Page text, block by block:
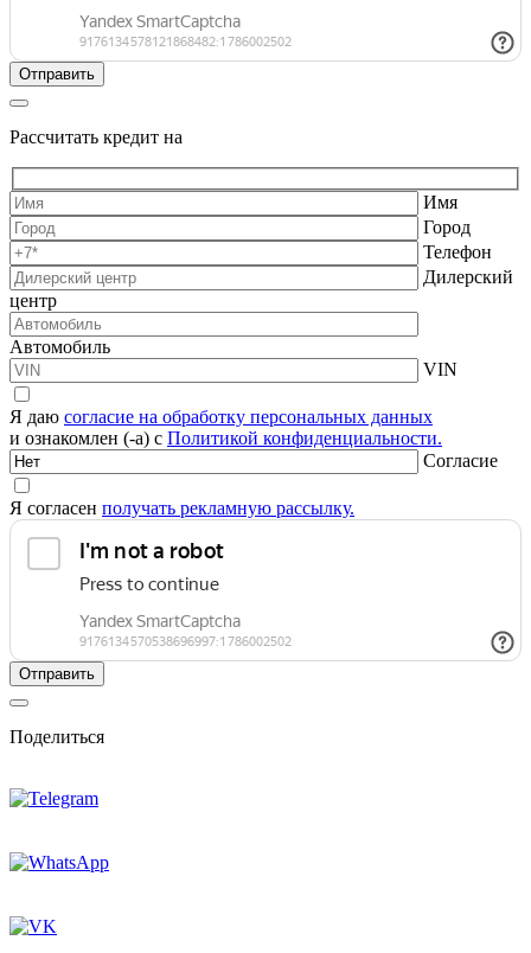
Рассчитать кредит на
Имя
Город
Телефон
Дилерский
центр
Автомобиль
VIN
Я даю согласие на обработку персональных данных
и ознакомлен (-а) с Политикой конфиденциальности.
Согласие
Я согласен получать рекламную рассылку.
Поделиться